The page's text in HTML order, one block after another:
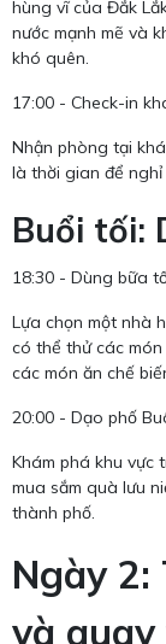
hùng vĩ của Đắk
nước mạnh mẽ và
khó quên.
17:00 - Check-in
Nhận phòng tại
là thời gian để
Buổi tối:
18:30 - Dùng bữa
Lựa chọn một nhà
có thể thử các
các món ăn chế
20:00 - Dạo phố
Khám phá khu vực
mua sắm quà lưu
thành phố.
Ngày
và quay